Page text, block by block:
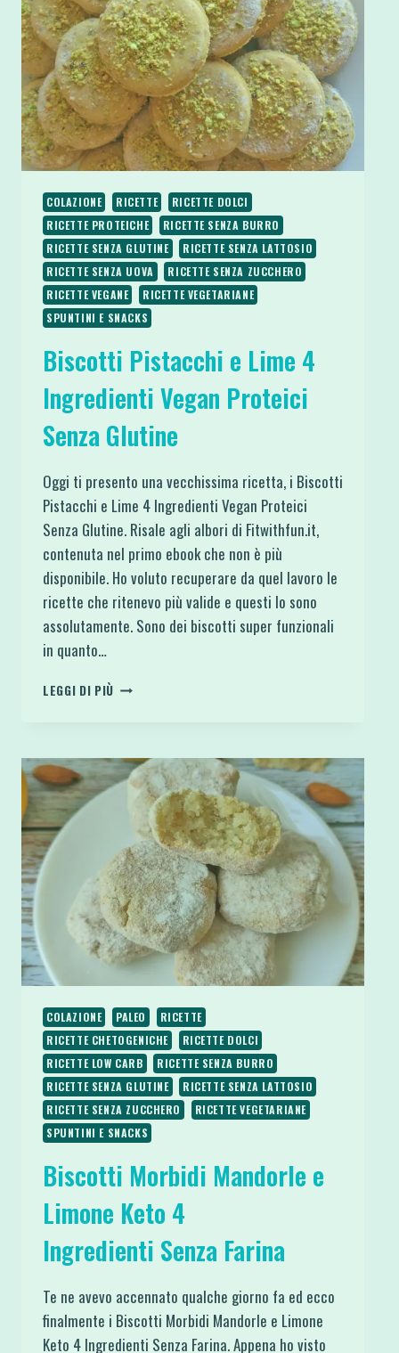
COLAZIONE RICETTE
RICETTE DOLCI
RICETTE PROTEICHE
RICETTE SENZA BURRO
RICETTE SENZA GLUTINE
RICETTE SENZA LATTOSIO
RICETTE SENZA UOVA
RICETTE SENZA ZUCCHERO
RICETTE VEGANE
RICETTE VEGETARIANE
SPUNTINI E SNACKS
Biscotti Pistacchi e Lime 4
Ingredienti Vegan Proteici
Senza Glutine
Oggi ti presento una vecchissima ricetta, i Biscotti
Pistacchi e Lime 4 Ingredienti Vegan Proteici
Senza Glutine. Risale agli albori di Fitwithfun.it,
contenuta nel primo ebook che non è più
disponibile. Ho voluto recuperare da quel lavoro le
ricette che ritenevo più valide e questi lo sono
assolutamente. Sono dei biscotti super funzionali
in quanto…
LEGGI DI PIÙ BISCOTTI
4
INGREDIENTI
VEGAN
PROTEICI
SENZA
GLUTINE
COLAZIONE PALEO
RICETTE
RICETTE CHETOGENICHE
RICETTE DOLCI
RICETTE LOW CARB
RICETTE SENZA BURRO
RICETTE SENZA GLUTINE
RICETTE SENZA LATTOSIO
RICETTE SENZA ZUCCHERO
RICETTE VEGETARIANE
SPUNTINI E SNACKS
Biscotti Morbidi Mandorle e
Limone Keto 4
Ingredienti Senza Farina
Te ne avevo accennato qualche giorno fa ed ecco
finalmente i Biscotti Morbidi Mandorle e Limone
Keto 4 Ingredienti Senza Farina. Appena ho visto